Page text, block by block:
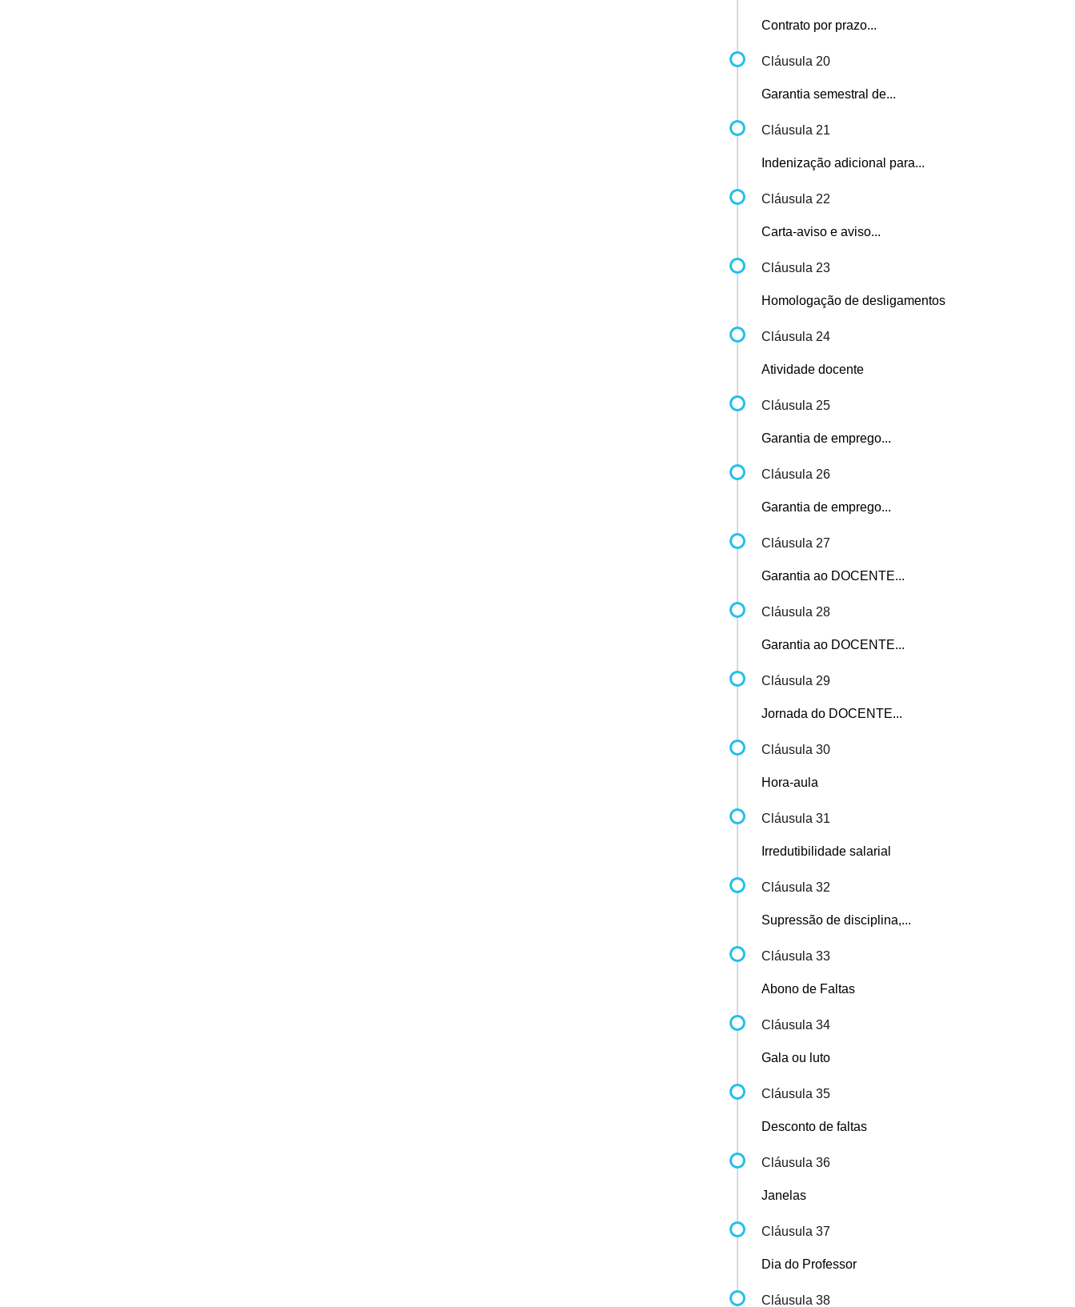
Contrato por prazo...
Cláusula 20
Garantia semestral de...
Cláusula 21
Indenização adicional para...
Cláusula 22
Carta-aviso e aviso...
Cláusula 23
Homologação de desligamentos
Cláusula 24
Atividade docente
Cláusula 25
Garantia de emprego...
Cláusula 26
Garantia de emprego...
Cláusula 27
Garantia ao DOCENTE...
Cláusula 28
Garantia ao DOCENTE...
Cláusula 29
Jornada do DOCENTE...
Cláusula 30
Hora-aula
Cláusula 31
Irredutibilidade salarial
Cláusula 32
Supressão de disciplina,...
Cláusula 33
Abono de Faltas
Cláusula 34
Gala ou luto
Cláusula 35
Desconto de faltas
Cláusula 36
Janelas
Cláusula 37
Dia do Professor
Cláusula 38